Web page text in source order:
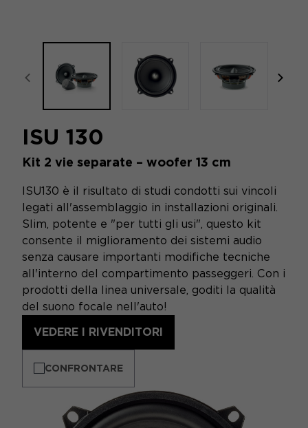
focal-naim-frontent::misc.prev_label
ISU 130
Kit 2 vie separate – woofer 13 cm
ISU130 è il risultato di studi condotti sui vincoli
legati all'assemblaggio in installazioni originali.
Slim, potente e "per tutti gli usi", questo kit
consente il miglioramento dei sistemi audio
senza causare importanti modifiche tecniche
all'interno del compartimento passeggeri. Con i
prodotti della linea universale, goditi la qualità
del suono focale nell'auto!
VEDERE I RIVENDITORI
CONFRONTARE